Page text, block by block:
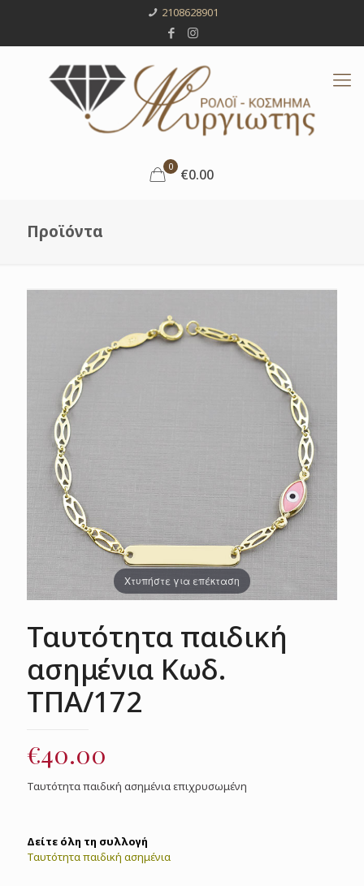
2108628901
0 €0.00
Προϊόντα
Χτυπήστε για επέκταση
Ταυτότητα παιδική
ασημένια Κωδ.
ΤΠΑ/172
€40.00
Ταυτότητα παιδική ασημένια επιχρυσωμένη
Δείτε όλη τη συλλογή
Ταυτότητα παιδική ασημένια